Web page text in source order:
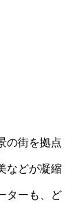
の街を拠点
などが凝縮
ターも、ど